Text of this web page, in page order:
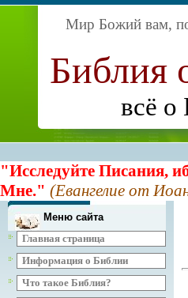
Мир Божий вам,
Библия
всё о
"Исследуйте Писания,
Мне." (Евангелие от
Меню сайта
Главная страница
Информация о Библии
Что такое Библия?